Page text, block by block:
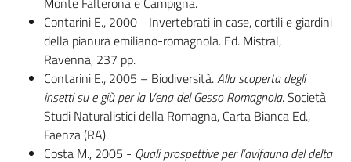
Piani Programmi
Progetti
Contarini E., 2000 - Invertebrati in case, cortili e giardini
della pianura emiliano-romagnola. Ed. Mistral,
Ravenna, 237 pp.
Contarini E., 2005 – Biodiversità.Alla scoperta degli
insetti su e giù per la Vena del Gesso Romagnola. Società
Studi Naturalistici della Romagna, Carta Bianca Ed.,
Faenza (RA).
Costa M., 2005 - Quali prospettive per l’avifauna del delta